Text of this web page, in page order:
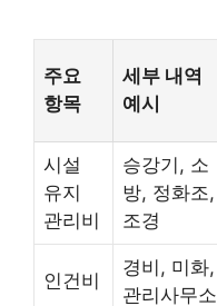
주요
항목
세부 내역
예시
시설
유지
관리비
승강기, 소
방, 정화조,
조경
인건비
경비, 미화,
관리사무소